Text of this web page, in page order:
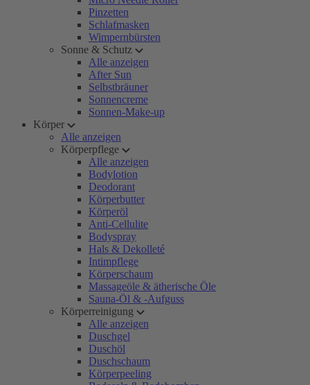
Pinzetten
Schlafmasken
Wimpernbürsten
Sonne & Schutz
Alle anzeigen
After Sun
Selbstbräuner
Sonnencreme
Sonnen-Make-up
Körper
Alle anzeigen
Körperpflege
Alle anzeigen
Bodylotion
Deodorant
Körperbutter
Körperöl
Anti-Cellulite
Bodyspray
Hals & Dekolleté
Intimpflege
Körperschaum
Massageöle & ätherische Öle
Sauna-Öl & -Aufguss
Körperreinigung
Alle anzeigen
Duschgel
Duschöl
Duschschaum
Körperpeeling